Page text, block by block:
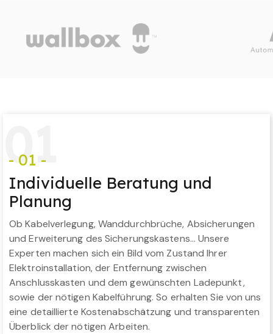
01
- 01 -
Individuelle Beratung und
Planung
Ob Kabelverlegung, Wanddurchbrüche, Absicherungen
und Erweiterung des Sicherungskastens… Unsere
Experten machen sich ein Bild vom Zustand Ihrer
Elektroinstallation, der Entfernung zwischen
Anschlusskasten und dem gewünschten Ladepunkt,
sowie der nötigen Kabelführung. So erhalten Sie von uns
eine detaillierte Kostenabschätzung und transparenten
Überblick der nötigen Arbeiten.